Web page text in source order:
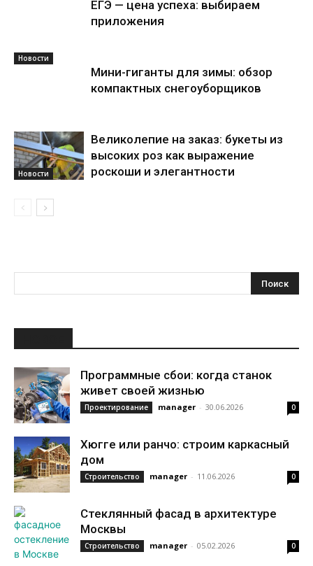
ЕГЭ — цена успеха: выбираем
приложения
Новости
Мини-гиганты для зимы: обзор
компактных снегоуборщиков
Новости
Великолепие на заказ: букеты из
высоких роз как выражение
роскоши и элегантности
Программные сбои: когда станок
живет своей жизнью
Проектирование manager - 30.06.2026 0
Хюгге или ранчо: строим каркасный
дом
Строительство manager - 11.06.2026 0
Стеклянный фасад в архитектуре
Москвы
Строительство manager - 05.02.2026 0